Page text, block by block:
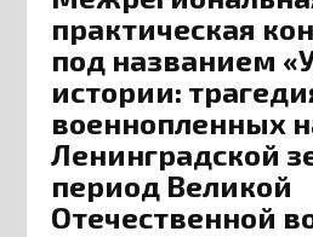
практическая
под названием
истории:
военнопленных
Ленинградской
период Великой
Отечественной